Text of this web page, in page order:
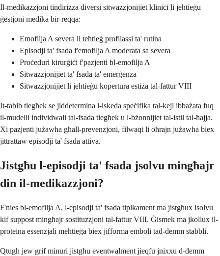
Il-medikazzjoni tindirizza diversi sitwazzjonijiet kliniċi li jeħtieġu
ġestjoni medika bir-reqqa:
Emofilja A severa li teħtieġ profilassi ta' rutina
Episodji ta' fsada f'emofilja A moderata sa severa
Proċeduri kirurġiċi f'pazjenti bl-emofilja A
Sitwazzjonijiet ta' fsada ta' emerġenza
Sitwazzjonijiet li jeħtieġu kopertura estiża tal-fattur VIII
It-tabib tiegħek se jiddetermina l-iskeda speċifika tal-kejl ibbażata fuq
il-mudelli individwali tal-fsada tiegħek u l-bżonnijiet tal-istil tal-ħajja.
Xi pazjenti jużawha għall-prevenzjoni, filwaqt li oħrajn jużawha biex
jittrattaw episodji ta' fsada attiva.
Jistgħu l-episodji ta' fsada jsolvu mingħajr
din il-medikazzjoni?
F'nies bl-emofilja A, l-episodji ta' fsada tipikament ma jistgħux isolvu
kif suppost mingħajr sostituzzjoni tal-fattur VIII. Ġismek ma jkollux il-
proteina essenzjali meħtieġa biex jifforma emboli tad-demm stabbli.
Qtugħ jew grif minuri jistgħu eventwalment jieqfu jnixxu d-demm